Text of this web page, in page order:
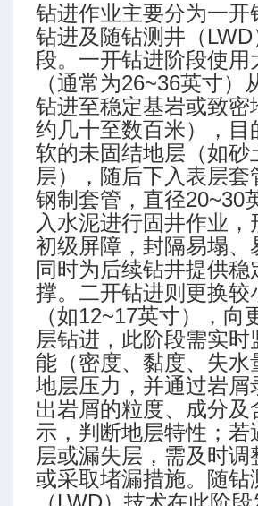
钻进作业主要分为一开
钻进及随钻测井（
段。一开钻进阶段使用
（通常为26~36英寸）
钻进至稳定基岩或致密
约几十至数百米），目
软的未固结地层（如砂
层），随后下入表层套
钢制套管，直径20~30
入水泥进行固井作业，
初级屏障，封隔易塌、
同时为后续钻井提供稳
撑。二开钻进则更换较
（如12~17英寸），向
层钻进，此阶段需实时
能（密度、黏度、失水
地层压力，并通过岩屑
出岩屑的粒度、成分及
示，判断地层特性；若
层或漏失层，需及时调
或采取堵漏措施。随钻